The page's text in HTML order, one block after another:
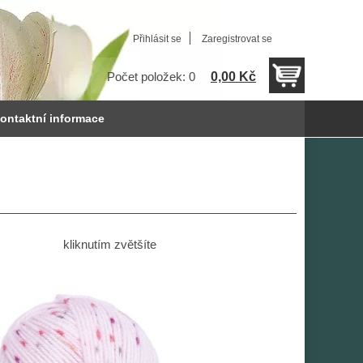
Přihlásit se Zaregistrovat se
Počet položek: 0 0,00 Kč
informace
kliknutím zvětšíte